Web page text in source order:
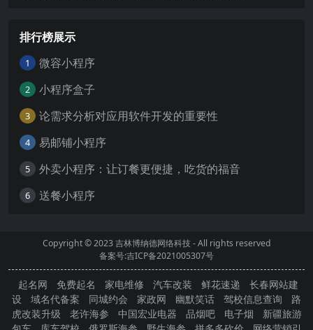
排行榜展示
1 微容小程序
2 小程序盒子
3 论需求分析对应用软件开发的重要性
4 易邮铺小程序
5 外卖小程序：让订餐更便捷，吃货的福音
6 送餐小程序
Copyright © 2023吉林博纳德网络科技- All rights reserved
备案号:吉ICP备2021005307号
起名网 免费起名 家电维修 汽车改装 鲜花速递
长春网站建
设
域名代备案 同城约会 家政网 幽默笑话 驾校信息查询
路
虎改装升级
老许海参 中国宏业电器 品烟吧 电子烟
新疆旅游